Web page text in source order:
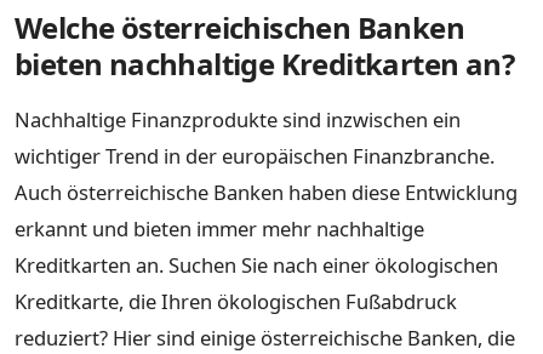
Welche österreichischen Banken
bieten nachhaltige Kreditkarten an?
Nachhaltige Finanzprodukte sind inzwischen ein
wichtiger Trend in der europäischen Finanzbranche.
Auch österreichische Banken haben diese Entwicklung
erkannt und bieten immer mehr nachhaltige
Kreditkarten an. Suchen Sie nach einer ökologischen
Kreditkarte, die Ihren ökologischen Fußabdruck
reduziert? Hier sind einige österreichische Banken, die